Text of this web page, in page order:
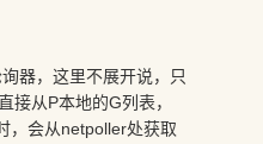
器，这里不展开说，只
接从P本地的G列表，
，会从netpoller处获取